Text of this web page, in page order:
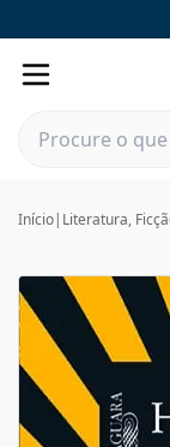
Início| Literatura,